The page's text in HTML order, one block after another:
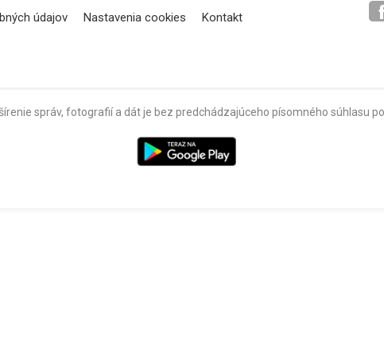
údajov Nastavenia cookies
Kontakt
správ, fotografií a dát je bez predchádzajúceho písomného súhlasu